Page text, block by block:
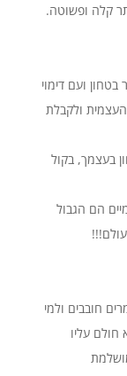
קלה ופשוטה.
ועם דימוי
ולקבלת
בעצמך, בקול
הם הגבול
חובבים ולמי
עליו